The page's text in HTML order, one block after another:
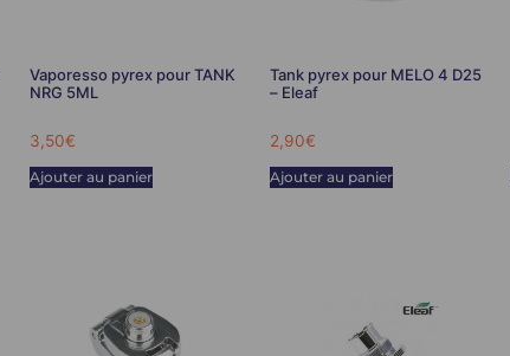
Vaporesso pyrex pour TANK
NRG 5ML
3,50€
Ajouter au panier
Tank pyrex pour MELO 4 D25
– Eleaf
2,90€
Ajouter au panier